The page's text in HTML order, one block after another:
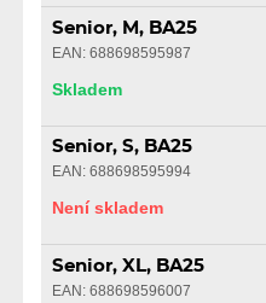
Senior, M, BA25
EAN: 688698595987
Skladem
Senior, S, BA25
EAN: 688698595994
Není skladem
Senior, XL, BA25
EAN: 688698596007